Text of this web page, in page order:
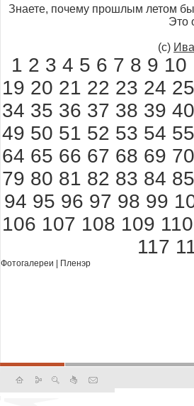
Знаете, почему прошлым летом
Это
(c)
1 2 3 4 5 6 7 8 9 10
19 20 21 22 23 24 25
34 35 36 37 38 39 40
49 50 51 52 53 54 55
64 65 66 67 68 69 70
79 80 81 82 83 84 85
94 95 96 97 98 99
106 107 108 109 110
117
Фотогалереи Пленэр